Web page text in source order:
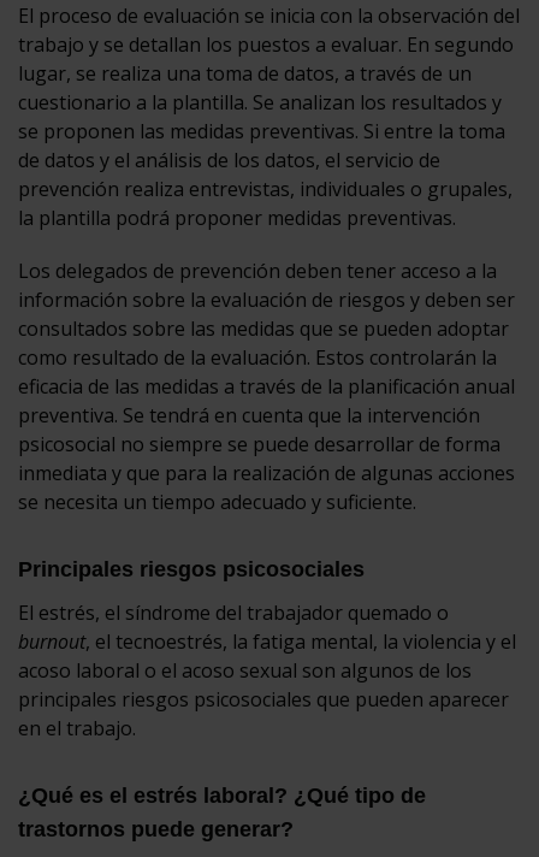
El proceso de evaluación se inicia con la observación del
trabajo y se detallan los puestos a evaluar. En segundo
lugar, se realiza una toma de datos, a través de un
cuestionario a la plantilla. Se analizan los resultados y
se proponen las medidas preventivas. Si entre la toma
de datos y el análisis de los datos, el servicio de
prevención realiza entrevistas, individuales o grupales,
la plantilla podrá proponer medidas preventivas.
Los delegados de prevención deben tener acceso a la
información sobre la evaluación de riesgos y deben ser
consultados sobre las medidas que se pueden adoptar
como resultado de la evaluación. Estos controlarán la
eficacia de las medidas a través de la planificación anual
preventiva. Se tendrá en cuenta que la intervención
psicosocial no siempre se puede desarrollar de forma
inmediata y que para la realización de algunas acciones
se necesita un tiempo adecuado y suficiente.
Principales riesgos psicosociales
El estrés, el síndrome del trabajador quemado o
burnout, el tecnoestrés, la fatiga mental, la violencia y el
acoso laboral o el acoso sexual son algunos de los
principales riesgos psicosociales que pueden aparecer
en el trabajo.
¿Qué es el estrés laboral? ¿Qué tipo de
trastornos puede generar?